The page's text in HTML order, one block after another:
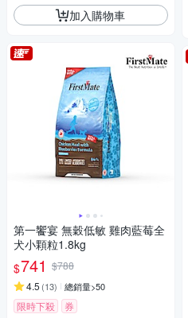
加入購物車
第一饗宴 無穀低敏 雞肉藍莓全
犬小顆粒1.8kg
$741 $788
4.5 (13) 總銷量>50
限時下殺 券